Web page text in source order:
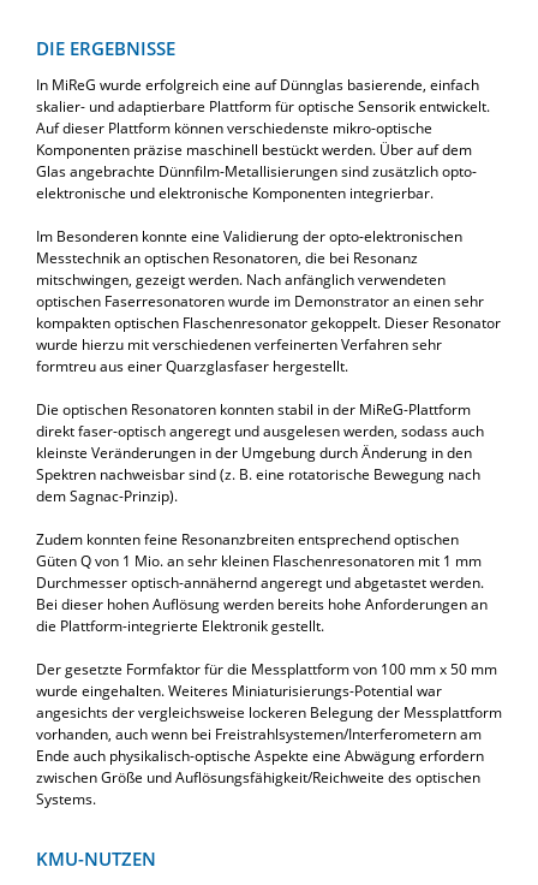
DIE ERGEBNISSE
In MiReG wurde erfolgreich eine auf Dünnglas basierende, einfach
skalier- und adaptierbare Plattform für optische Sensorik entwickelt.
Auf dieser Plattform können verschiedenste mikro-optische
Komponenten präzise maschinell bestückt werden. Über auf dem
Glas angebrachte Dünnfilm-Metallisierungen sind zusätzlich opto-
elektronische und elektronische Komponenten integrierbar.
Im Besonderen konnte eine Validierung der opto-elektronischen
Messtechnik an optischen Resonatoren, die bei Resonanz
mitschwingen, gezeigt werden. Nach anfänglich verwendeten
optischen Faserresonatoren wurde im Demonstrator an einen sehr
kompakten optischen Flaschenresonator gekoppelt. Dieser Resonator
wurde hierzu mit verschiedenen verfeinerten Verfahren sehr
formtreu aus einer Quarzglasfaser hergestellt.
Die optischen Resonatoren konnten stabil in der MiReG-Plattform
direkt faser-optisch angeregt und ausgelesen werden, sodass auch
kleinste Veränderungen in der Umgebung durch Änderung in den
Spektren nachweisbar sind (z. B. eine rotatorische Bewegung nach
dem Sagnac-Prinzip).
Zudem konnten feine Resonanzbreiten entsprechend optischen
Güten Q von 1 Mio. an sehr kleinen Flaschenresonatoren mit 1 mm
Durchmesser optisch-annähernd angeregt und abgetastet werden.
Bei dieser hohen Auflösung werden bereits hohe Anforderungen an
die Plattform-integrierte Elektronik gestellt.
Der gesetzte Formfaktor für die Messplattform von 100 mm x 50 mm
wurde eingehalten. Weiteres Miniaturisierungs-Potential war
angesichts der vergleichsweise lockeren Belegung der Messplattform
vorhanden, auch wenn bei Freistrahlsystemen/Interferometern am
Ende auch physikalisch-optische Aspekte eine Abwägung erfordern
zwischen Größe und Auflösungsfähigkeit/Reichweite des optischen
Systems.
KMU-NUTZEN